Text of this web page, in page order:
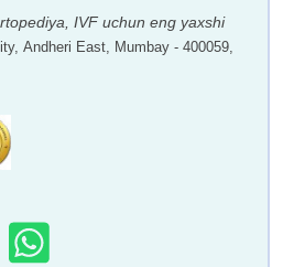
IVF uchun eng yaxshi
Andheri East, Mumbay - 400059,